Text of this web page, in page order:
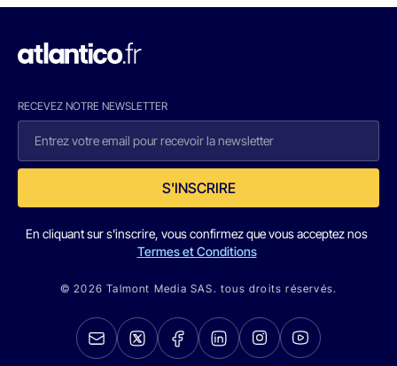
RECEVEZ NOTRE NEWSLETTER
S'INSCRIRE
En cliquant sur s'inscrire, vous confirmez que vous acceptez nos
Termes et Conditions
© 2026 Talmont Media SAS. tous droits réservés.